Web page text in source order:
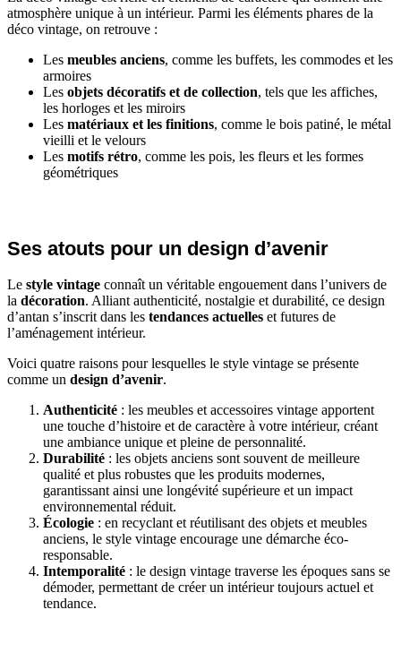
atmosphère unique à un intérieur. Parmi les éléments phares de la
déco vintage, on retrouve :
Les meubles anciens, comme les buffets, les commodes et les
armoires
Les objets décoratifs et de collection, tels que les affiches,
les horloges et les miroirs
Les matériaux et les finitions, comme le bois patiné, le métal
vieilli et le velours
Les motifs rétro, comme les pois, les fleurs et les formes
géométriques
Ses atouts pour un design d’avenir
Le style vintage connaît un véritable engouement dans l’univers de
la décoration. Alliant authenticité, nostalgie et durabilité, ce design
d’antan s’inscrit dans les tendances actuelles et futures de
l’aménagement intérieur.
Voici quatre raisons pour lesquelles le style vintage se présente
comme un design d’avenir.
Authenticité : les meubles et accessoires vintage apportent
une touche d’histoire et de caractère à votre intérieur, créant
une ambiance unique et pleine de personnalité.
Durabilité : les objets anciens sont souvent de meilleure
qualité et plus robustes que les produits modernes,
garantissant ainsi une longévité supérieure et un impact
environnemental réduit.
Écologie : en recyclant et réutilisant des objets et meubles
anciens, le style vintage encourage une démarche éco-
responsable.
Intemporalité : le design vintage traverse les époques sans se
démoder, permettant de créer un intérieur toujours actuel et
tendance.